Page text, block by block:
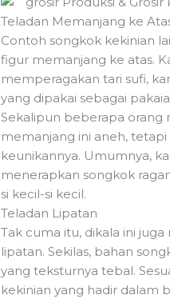
Teladan Memanjang ke
Contoh songkok kekinian
figur memanjang ke atas.
memperagakan tari sufi,
yang dipakai sebagai
Sekalipun beberapa
memanjang ini aneh,
keunikannya. Umumnya,
menerapkan songkok
si kecil-si kecil.
Teladan Lipatan
Tak cuma itu, dikala ini
lipatan. Sekilas, bahan
yang teksturnya tebal.
kekinian yang hadir dalam